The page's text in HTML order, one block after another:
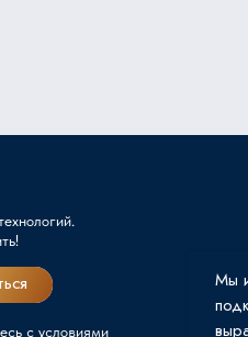
Мы
с условиями